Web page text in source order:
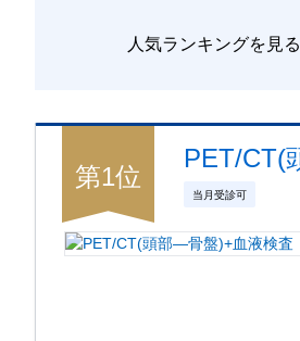
人気ランキングを見る
第1位
PET/CT(
当月受診可